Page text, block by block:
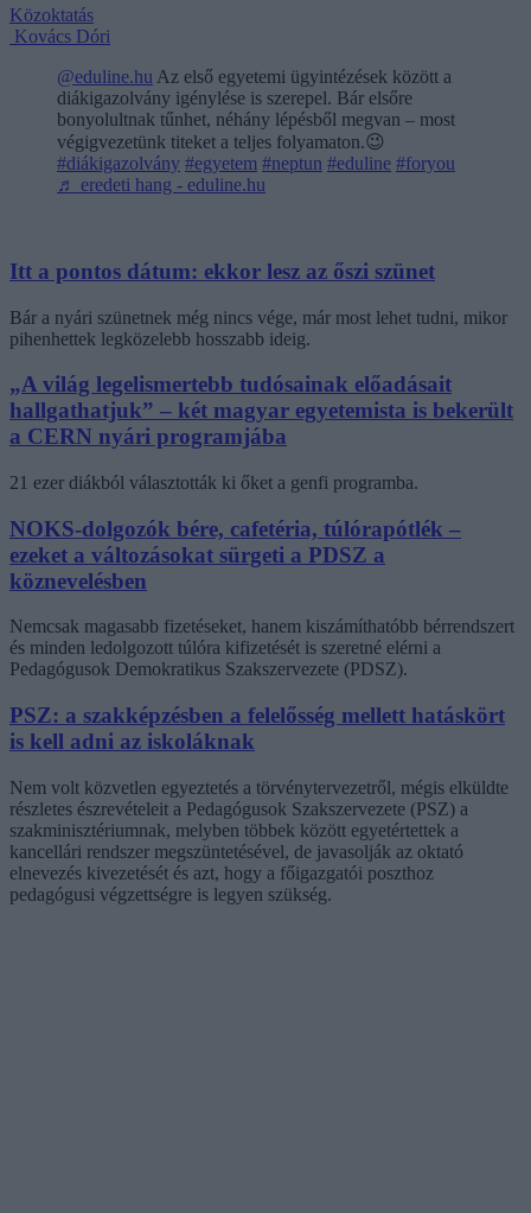
Közoktatás
Kovács Dóri
@eduline.hu Az első egyetemi ügyintézések között a
diákigazolvány igénylése is szerepel. Bár elsőre
bonyolultnak tűnhet, néhány lépésből megvan – most
végigvezetünk titeket a teljes folyamaton.😉
#diákigazolvány #egyetem #neptun #eduline #foryou
♬ eredeti hang - eduline.hu
Itt a pontos dátum: ekkor lesz az őszi szünet
Bár a nyári szünetnek még nincs vége, már most lehet tudni, mikor
pihenhettek legközelebb hosszabb ideig.
„A világ legelismertebb tudósainak előadásait
hallgathatjuk” – két magyar egyetemista is bekerült
a CERN nyári programjába
21 ezer diákból választották ki őket a genfi programba.
NOKS-dolgozók bére, cafetéria, túlórapótlék –
ezeket a változásokat sürgeti a PDSZ a
köznevelésben
Nemcsak magasabb fizetéseket, hanem kiszámíthatóbb bérrendszert
és minden ledolgozott túlóra kifizetését is szeretné elérni a
Pedagógusok Demokratikus Szakszervezete (PDSZ).
PSZ: a szakképzésben a felelősség mellett hatáskört
is kell adni az iskoláknak
Nem volt közvetlen egyeztetés a törvénytervezetről, mégis elküldte
részletes észrevételeit a Pedagógusok Szakszervezete (PSZ) a
szakminisztériumnak, melyben többek között egyetértettek a
kancellári rendszer megszüntetésével, de javasolják az oktató
elnevezés kivezetését és azt, hogy a főigazgatói poszthoz
pedagógusi végzettségre is legyen szükség.